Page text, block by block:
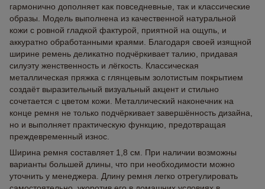
гармонично дополняет как повседневные, так и классические
образы. Модель выполнена из качественной натуральной
кожи с ровной гладкой фактурой, приятной на ощупь, и
аккуратно обработанными краями. Благодаря своей изящной
ширине ремень деликатно подчёркивает талию, придавая
силуэту женственность и лёгкость. Классическая
металлическая пряжка с глянцевым золотистым покрытием
создаёт выразительный визуальный акцент и стильно
сочетается с цветом кожи. Металлический наконечник на
конце ремня не только подчёркивает завершённость дизайна,
но и выполняет практическую функцию, предотвращая
преждевременный износ.
Ширина ремня составляет 1,8 см. При наличии возможны
варианты большей длины, что при необходимости можно
уточнить у менеджера. Длину ремня легко отрегулировать